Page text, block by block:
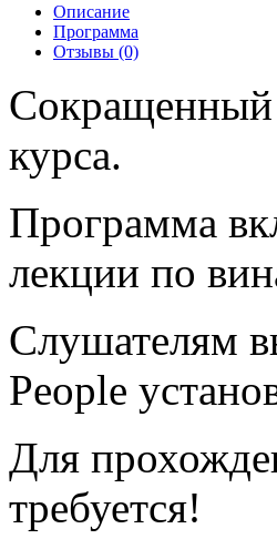
Описание
Программа
Отзывы (0)
Сокращенный
курса.
Программа
лекции по
Слушателям
People
Для
требуется!